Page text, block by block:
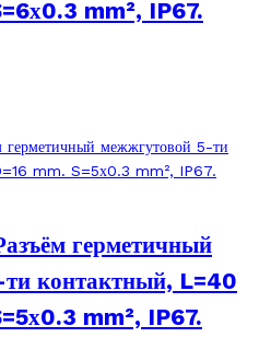
mm², IP67.
герметичный
контактный, L=40
mm², IP67.